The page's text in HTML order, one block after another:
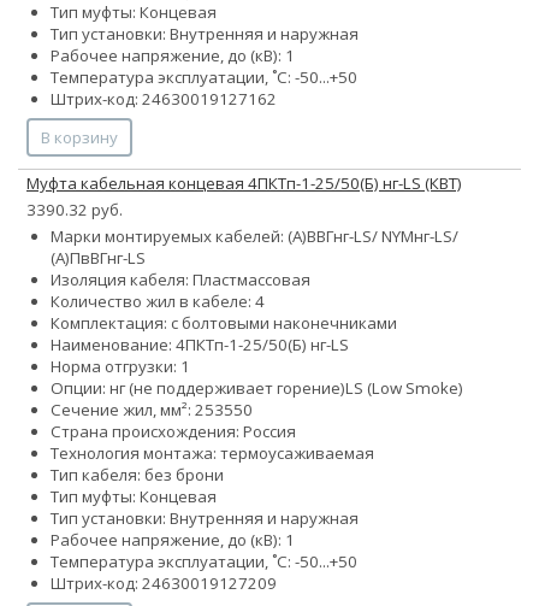
Тип муфты: Концевая
Тип установки: Внутренняя и наружная
Рабочее напряжение, до (кВ): 1
Температура эксплуатации, ˚С: -50...+50
Штрих-код: 24630019127162
В корзину
Муфта кабельная концевая 4ПКТп-1-25/50(Б) нг-LS (КВТ)
3390.32 руб.
Марки монтируемых кабелей: (А)ВВГнг-LS/ NYMнг-LS/
(А)ПвВГнг-LS
Изоляция кабеля: Пластмассовая
Количество жил в кабеле: 4
Комплектация: с болтовыми наконечниками
Наименование: 4ПКТп-1-25/50(Б) нг-LS
Норма отгрузки: 1
Опции: нг (не поддерживает горение)LS (Low Smoke)
Сечение жил, мм²: 253550
Страна происхождения: Россия
Технология монтажа: термоусаживаемая
Тип кабеля: без брони
Тип муфты: Концевая
Тип установки: Внутренняя и наружная
Рабочее напряжение, до (кВ): 1
Температура эксплуатации, ˚С: -50...+50
Штрих-код: 24630019127209